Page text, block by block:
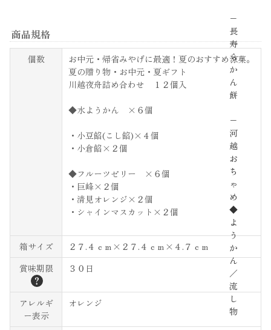
−
長
寿
ら
か
ん
餅
−
河
越
お
ち
ゃ
め
◆
よ
う
か
ん
／
流
し
物
商品規格
個数
お中元・帰省みやげに最適！夏のおすすめ涼菓。
夏の贈り物・お中元・夏ギフト
川越夜舟詰め合わせ １２個入
◆水ようかん ×６個
・小豆餡(こし餡)×４個
・小倉餡×２個
◆フルーツゼリー ×６個
・巨峰×２個
・清見オレンジ×２個
・シャインマスカット×２個
箱サイズ
２７.４ｃｍ×２７.４ｃｍ×４.７ｃｍ
賞味期限
？
３０日
アレルギ
ー表示
オレンジ